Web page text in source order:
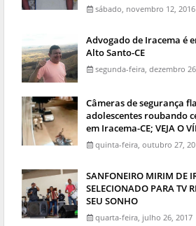
sábado, novembro 12, 2016
Advogado de Iracema é
Alto Santo-CE
segunda-feira, dezembro
Câmeras de segurança
adolescentes roubando
em Iracema-CE; VEJA O
quinta-feira, outubro 27,
SANFONEIRO MIRIM DE
SELECIONADO PARA TV
SEU SONHO
quarta-feira, julho 26, 2017